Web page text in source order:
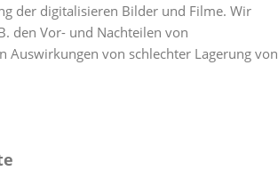
der digitalisieren Bilder und Filme. Wir
den Vor- und Nachteilen von
von schlechter Lagerung von